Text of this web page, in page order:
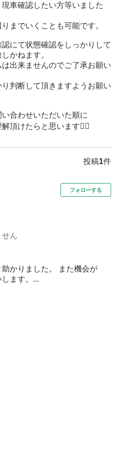
車確認したい方等いました
までいくことも可能です。
にて状態確認をしっかりして
かねます。
出来ませんのでご了承お願い
判断して頂きますようお願い
合わせいただいた順に
頂けたらと思います🙇‍♂️
投稿1件
フォローする
せん
かりました。 また機会が
ます。...